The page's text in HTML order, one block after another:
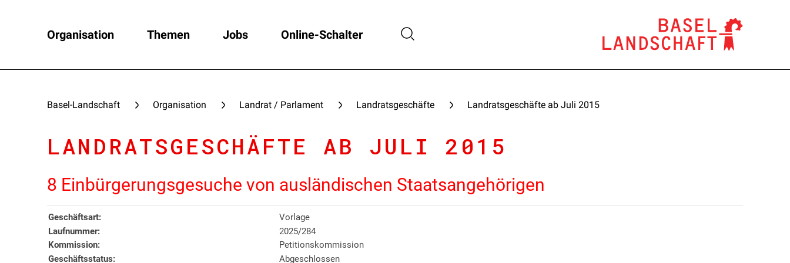
Organisation Themen Jobs Online-Schalter
Basel-Landschaft Organisation Landrat / Parlament Landratsgeschäfte Landratsgeschäfte ab Juli 2015
LANDRATSGESCHÄFTE AB JULI 2015